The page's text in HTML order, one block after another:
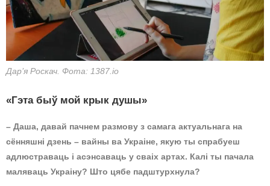
Дар’я Роскач. Фота: 1387.io
«Гэта быў мой крык душы»
– Даша, давай пачнем размову з самага актуальнага на
сённяшні дзень – вайны ва Украіне, якую ты спрабуеш
адлюстраваць і асэнсаваць у сваіх артах. Калі ты пачала
маляваць Украіну? Што цябе падштурхнула?